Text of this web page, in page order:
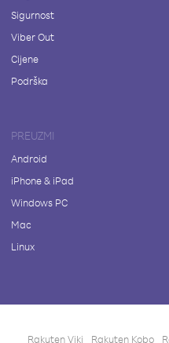
Sigurnost
Viber Out
Cijene
Podrška
PREUZMI
Android
iPhone & iPad
Windows PC
Mac
Linux
Rakuten Viki Rakuten Kobo